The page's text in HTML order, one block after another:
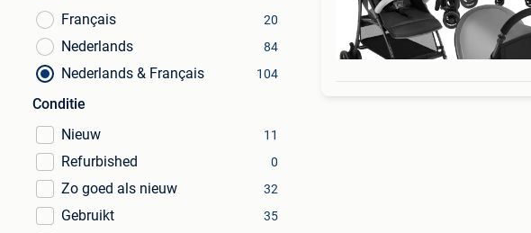
Français
20
Nederlands 84
Nederlands & Français 104
Conditie
Nieuw
11
Refurbished 0
Zo goed als nieuw 32
Gebruikt 35